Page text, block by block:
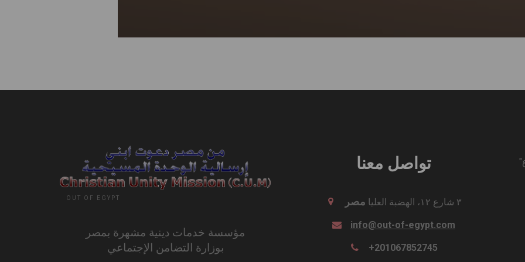
OUT OF EGYPT
مؤسسة خدمات دينية مشهرة بمصر
بوزارة التضامن الإجتماعي
تواصل معنا
مصر ٣ شارع ١٢، الهضبة العليا
info@out-of-egypt.com
+201067852745
"لَيْسَ لِي فِضَّةٌ وَلاَ ذَهَبٌ، وَلكِنِ الَّذِي لِي فَإِيَّاهُ أُعْطِيكَ "اع